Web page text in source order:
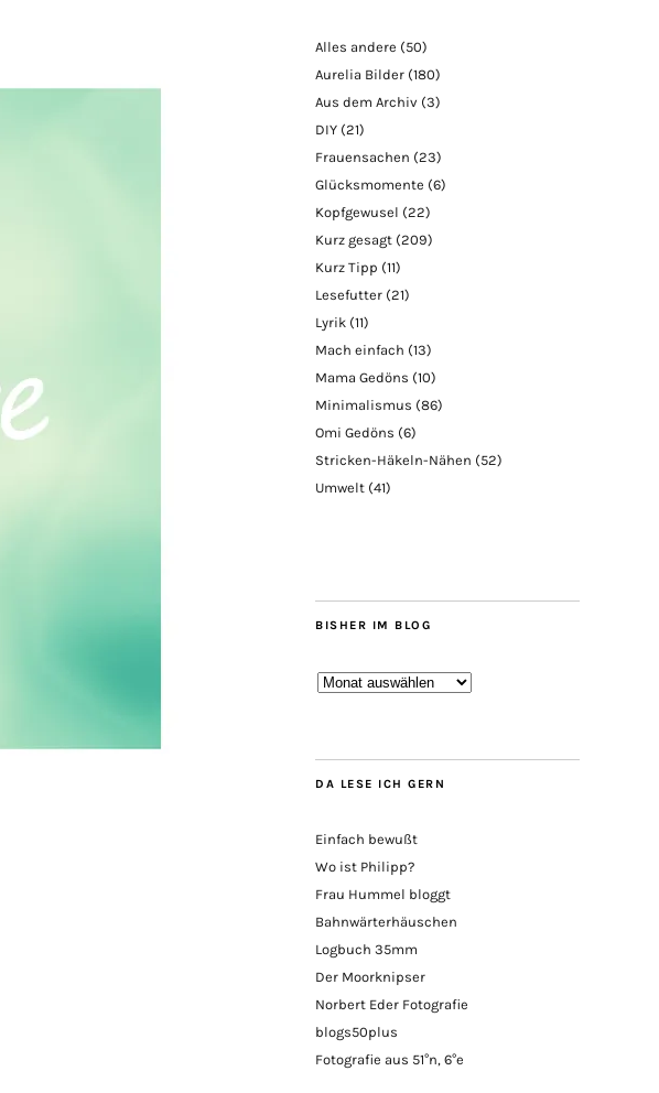
Alles andere (50)
Aurelia Bilder (180)
Aus dem Archiv (3)
DIY (21)
Frauensachen (23)
Glücksmomente (6)
Kopfgewusel (22)
Kurz gesagt (209)
Kurz Tipp (11)
Lesefutter (21)
Lyrik (11)
Mach einfach (13)
Mama Gedöns (10)
Minimalismus (86)
Omi Gedöns (6)
Stricken-Häkeln-Nähen (52)
Umwelt (41)
BISHER IM BLOG
Bisher
DA LESE ICH GERN
Einfach bewußt
Wo ist Philipp?
Frau Hummel bloggt
Bahnwärterhäuschen
Logbuch 35mm
Der Moorknipser
Norbert Eder Fotografie
blogs50plus
Fotografie aus 51°n, 6°e